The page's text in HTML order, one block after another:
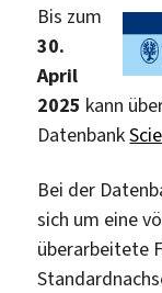
Bis zum
30.
April
2025 kann
Datenbank
Bei der
sich um eine
überarbeitete